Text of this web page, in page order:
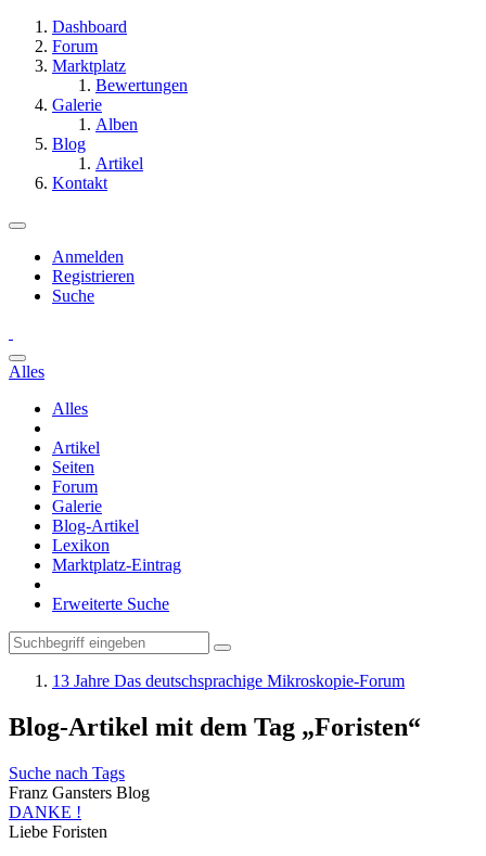
Dashboard
Forum
Marktplatz
Bewertungen
Galerie
Alben
Blog
Artikel
Kontakt
Anmelden
Registrieren
Suche
Alles
Alles
Artikel
Seiten
Forum
Galerie
Blog-Artikel
Lexikon
Marktplatz-Eintrag
Erweiterte Suche
13 Jahre Das deutschsprachige Mikroskopie-Forum
Blog-Artikel mit dem Tag „Foristen“
Suche nach Tags
Franz Gansters Blog
DANKE !
Liebe Foristen